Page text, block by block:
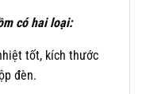
có hai loại:
tốt, kích thước
đèn.